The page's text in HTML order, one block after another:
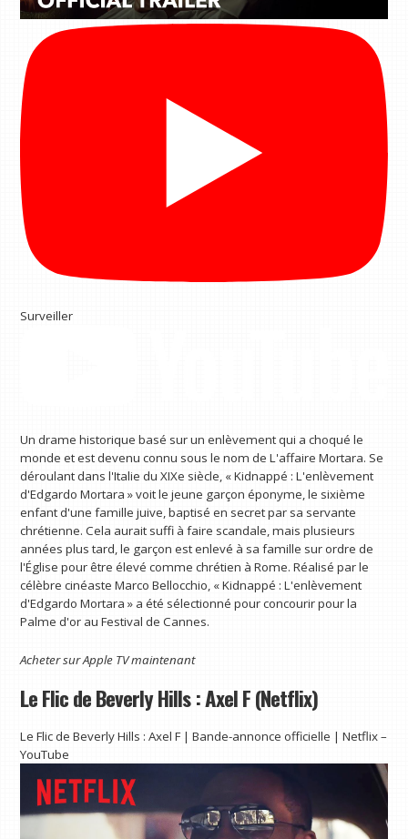
Surveiller
Un drame historique basé sur un enlèvement qui a choqué le
monde et est devenu connu sous le nom de L'affaire Mortara. Se
déroulant dans l'Italie du XIXe siècle, « Kidnappé : L'enlèvement
d'Edgardo Mortara » voit le jeune garçon éponyme, le sixième
enfant d'une famille juive, baptisé en secret par sa servante
chrétienne. Cela aurait suffi à faire scandale, mais plusieurs
années plus tard, le garçon est enlevé à sa famille sur ordre de
l'Église pour être élevé comme chrétien à Rome. Réalisé par le
célèbre cinéaste Marco Bellocchio, « Kidnappé : L'enlèvement
d'Edgardo Mortara » a été sélectionné pour concourir pour la
Palme d'or au Festival de Cannes.
Acheter surApple TVmaintenant
Le Flic de Beverly Hills : Axel F (Netflix)
Le Flic de Beverly Hills : Axel F | Bande-annonce officielle | Netflix –
YouTube